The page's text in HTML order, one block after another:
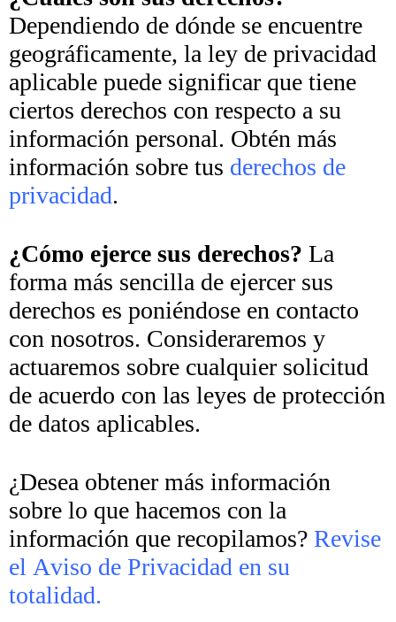
Dependiendo de dónde se encuentre
geográficamente, la ley de privacidad
aplicable puede significar que tiene
ciertos derechos con respecto a su
información personal. Obtén más
información sobre tus derechos de
privacidad.
¿Cómo ejerce sus derechos? La
forma más sencilla de ejercer sus
derechos es poniéndose en contacto
con nosotros. Consideraremos y
actuaremos sobre cualquier solicitud
de acuerdo con las leyes de protección
de datos aplicables.
¿Desea obtener más información
sobre lo que hacemos con la
información que recopilamos? Revise
el Aviso de Privacidad en su
totalidad.